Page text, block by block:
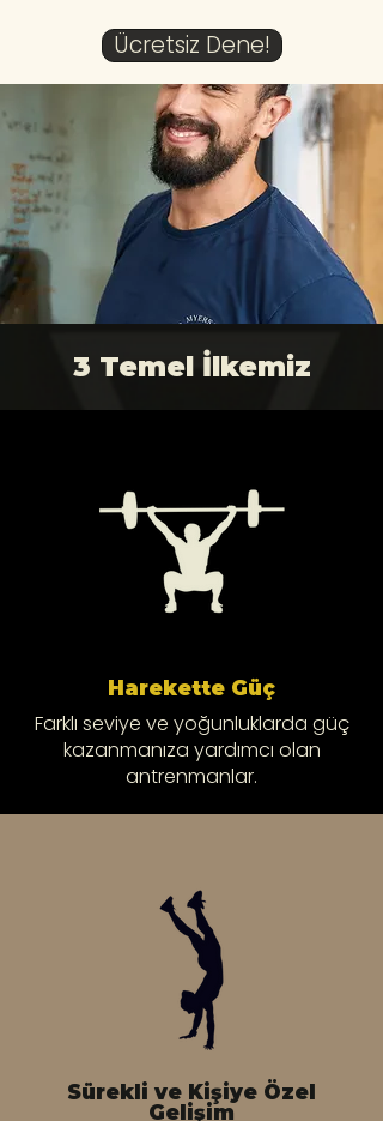
Ücretsiz Dene!
3 Temel İlkemiz
Harekette Güç
Farklı seviye ve yoğunluklarda güç
kazanmanıza yardımcı olan
antrenmanlar.
Sürekli ve Kişiye Özel
Gelişim